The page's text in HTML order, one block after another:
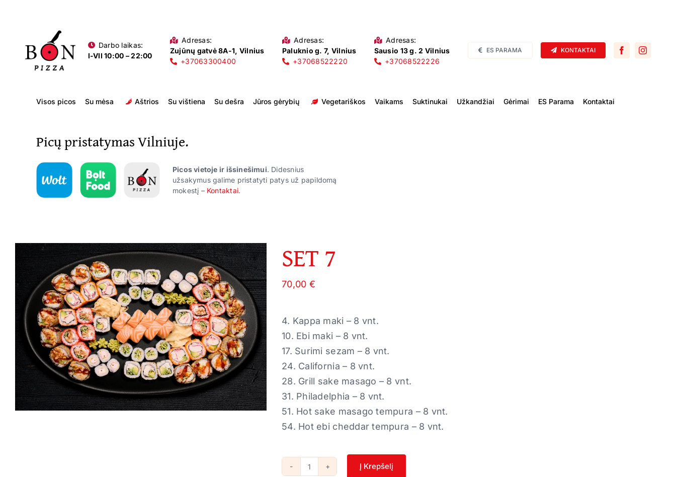
Darbo laikas:
I-VII 10:00 – 22:00
Adresas:
Zujūnų gatvė 8A-1, Vilnius
+37063300400
Adresas:
Paluknio g. 7, Vilnius
+37068522220
Adresas:
Sausio 13 g. 2 Vilnius
+37068522226
ES PARAMA KONTAKTAI
Visos picos Su mėsa Aštrios Su vištiena Su dešra Jūros gėrybių Vegetariškos Vaikams Suktinukai Užkandžiai Gėrimai ES Parama Kontaktai
Picų pristatymas Vilniuje.
Picos vietoje ir išsinešimui. Didesnius
užsakymus galime pristatyti patys už papildomą
mokestį – Kontaktai.
SET 7
70,00 €
4. Kappa maki – 8 vnt.
10. Ebi maki – 8 vnt.
17. Surimi sezam – 8 vnt.
24. California – 8 vnt.
28. Grill sake masago – 8 vnt.
31. Philadelphia – 8 vnt.
51. Hot sake masago tempura – 8 vnt.
54. Hot ebi cheddar tempura – 8 vnt.
produkto
Į Krepšelį